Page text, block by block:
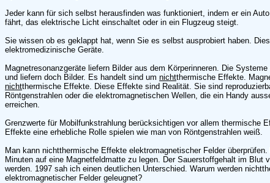
Jeder kann für sich selbst herausfinden was funktioniert, indem er ein
fährt, das elektrische Licht einschaltet oder in ein Flugzeug steigt.
Sie wissen ob es geklappt hat, wenn Sie es selbst ausprobiert haben.
elektromedizinische Geräte.
Magnetresonanzgeräte liefern Bilder aus dem Körperinneren. Die
und liefern doch Bilder. Es handelt sind um nichtthermische Effekte.
nichtthermische Effekte. Diese Effekte sind Realität. Sie sind
Röntgenstrahlen oder die elektromagnetischen Wellen, die ein Handy
erreichen.
Grenzwerte für Mobilfunkstrahlung berücksichtigen vor allem thermische
Effekte eine erhebliche Rolle spielen wie man von Röntgenstrahlen weiß.
Man kann nichtthermische Effekte elektromagnetischer Felder
Minuten auf eine Magnetfeldmatte zu legen. Der Sauerstoffgehalt im Blut
werden. 1997 sah ich einen deutlichen Unterschied. Warum werden
elektromagnetischer Felder geleugnet?